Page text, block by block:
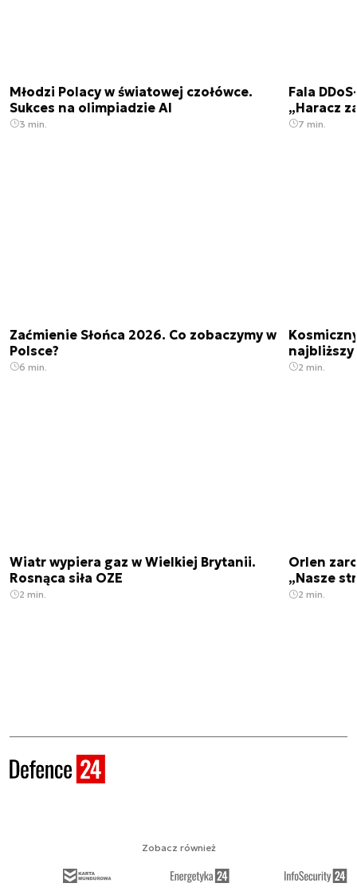
Młodzi Polacy w światowej czołówce.
Sukces na olimpiadzie AI
3 min.
Fala
„Haracz
7 min.
Zaćmienie Słońca 2026. Co zobaczymy w
Polsce?
6 min. 2 min.
Wiatr wypiera gaz w Wielkiej Brytanii.
Rosnąca siła OZE
2 min.
Orlen
„Nasze
2 min.
Zobacz również